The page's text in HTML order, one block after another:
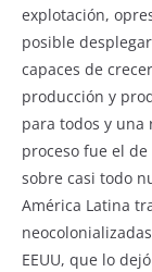
explotación,
posible
capaces de
producción y
para todos y
proceso fue el
sobre casi todo
América Latina
EEUU, que lo